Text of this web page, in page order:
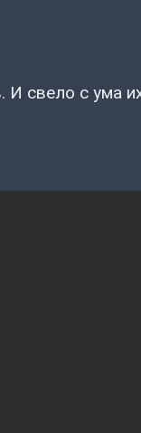
И свело с ума